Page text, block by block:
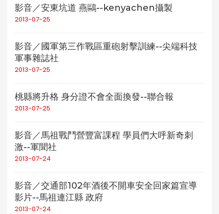
影音／安東坑道 燕鷗--kenyachen攝製
2013-07-25
影音／國軍第三作戰區重砲射擊訓練--尖端科技
軍事雜誌社
2013-07-25
桃縣將升格 身分證不會全面換發--聯合報
2013-07-25
影音／馬祖戰鬥營豐富課程 學員們大呼新奇刺
激--軍聞社
2013-07-24
影音／交通部102年酒後不開車安全回家篇宣導
影片--馬祖連江縣 政府
2013-07-24